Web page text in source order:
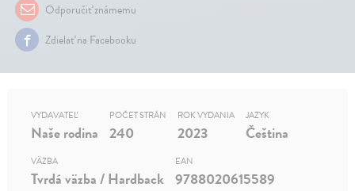
Odporučiť známemu
Zdielať na Facebooku
VYDAVATEĽ
Naše rodina
POČET STRÁN
240
ROK VYDANIA
2023
JAZYK
Čeština
VÄZBA
Tvrdá väzba / Hardback
EAN
9788020615589